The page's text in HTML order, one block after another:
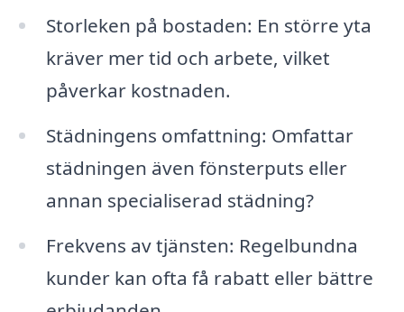
Storleken på bostaden: En större yta
kräver mer tid och arbete, vilket
påverkar kostnaden.
Städningens omfattning: Omfattar
städningen även fönsterputs eller
annan specialiserad städning?
Frekvens av tjänsten: Regelbundna
kunder kan ofta få rabatt eller bättre